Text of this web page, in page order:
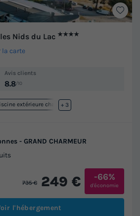
Nids du Lac ★★★★
la carte
Avis clients
8.8/10
extérieure chauffée
+ 3
- GRAND CHARMEUR
735 € 249 € -66%
d'économie
l'hébergement